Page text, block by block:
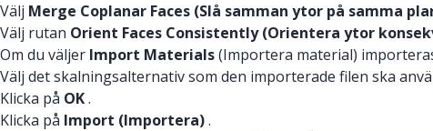
Välj Merge Coplanar Faces (Slå samman ytor på samma
Välj rutan Orient Faces Consistently (Orientera ytor
Om du väljer Import Materials(Importera material)
Välj det skalningsalternativ som den importerade filen ska
Klicka på OK.
Klicka på Import (Importera).